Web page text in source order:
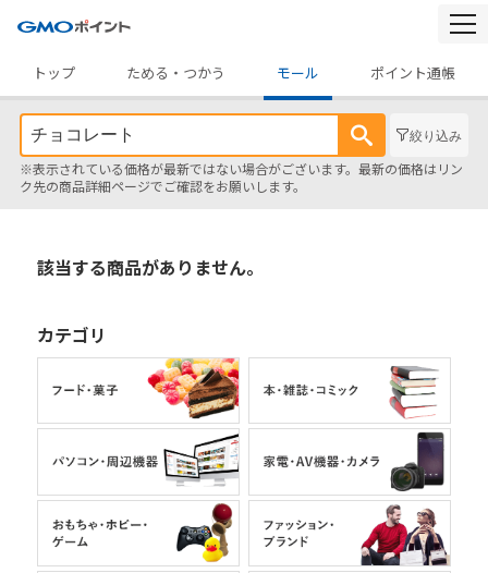
トップ
ためる・つかう モール ポイント通帳
絞り込み
※表示されている価格が最新ではない場合がございます。最新の価格はリン
ク先の商品詳細ページでご確認をお願いします。
該当する商品がありません。
カテゴリ